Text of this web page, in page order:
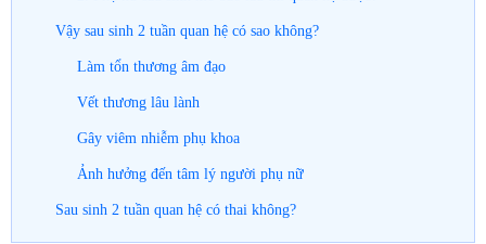
Vậy sau sinh 2 tuần quan hệ có sao không?
Làm tổn thương âm đạo
Vết thương lâu lành
Gây viêm nhiễm phụ khoa
Ảnh hưởng đến tâm lý người phụ nữ
Sau sinh 2 tuần quan hệ có thai không?